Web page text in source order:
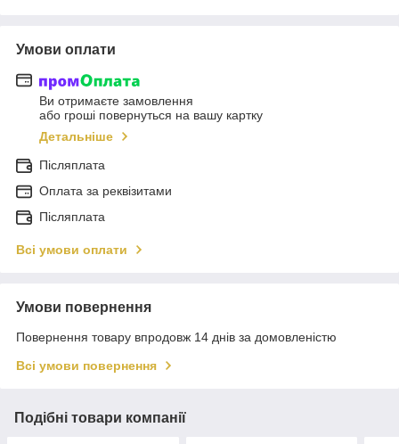
Умови оплати
Ви отримаєте замовлення
або гроші повернуться на вашу картку
Детальніше
Післяплата
Оплата за реквізитами
Післяплата
Всі умови оплати
Умови повернення
Повернення товару впродовж 14 днів за домовленістю
Всі умови повернення
Подібні товари компанії